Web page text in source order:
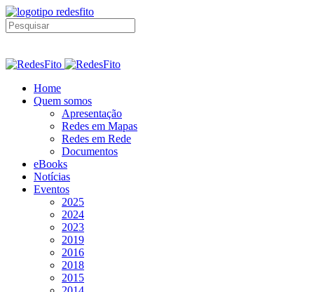
Home
Quem somos
Apresentação
Redes em Mapas
Redes em Rede
Documentos
eBooks
Notícias
Eventos
2025
2024
2023
2019
2016
2018
2015